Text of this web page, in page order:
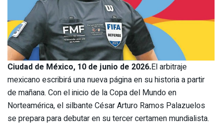
Ciudad de México, 10 de junio de 2026.El arbitraje
mexicano escribirá una nueva página en su historia a partir
de mañana. Con el inicio de la Copa del Mundo en
Norteamérica, el silbante César Arturo Ramos Palazuelos
se prepara para debutar en su tercer certamen mundialista.